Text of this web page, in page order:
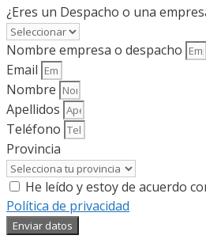
¿Eres un Despacho o una
Nombre empresa o despacho
Email
Nombre
Apellidos
Teléfono
Provincia
He leído y estoy de acuerdo
Política de privacidad
Enviar datos